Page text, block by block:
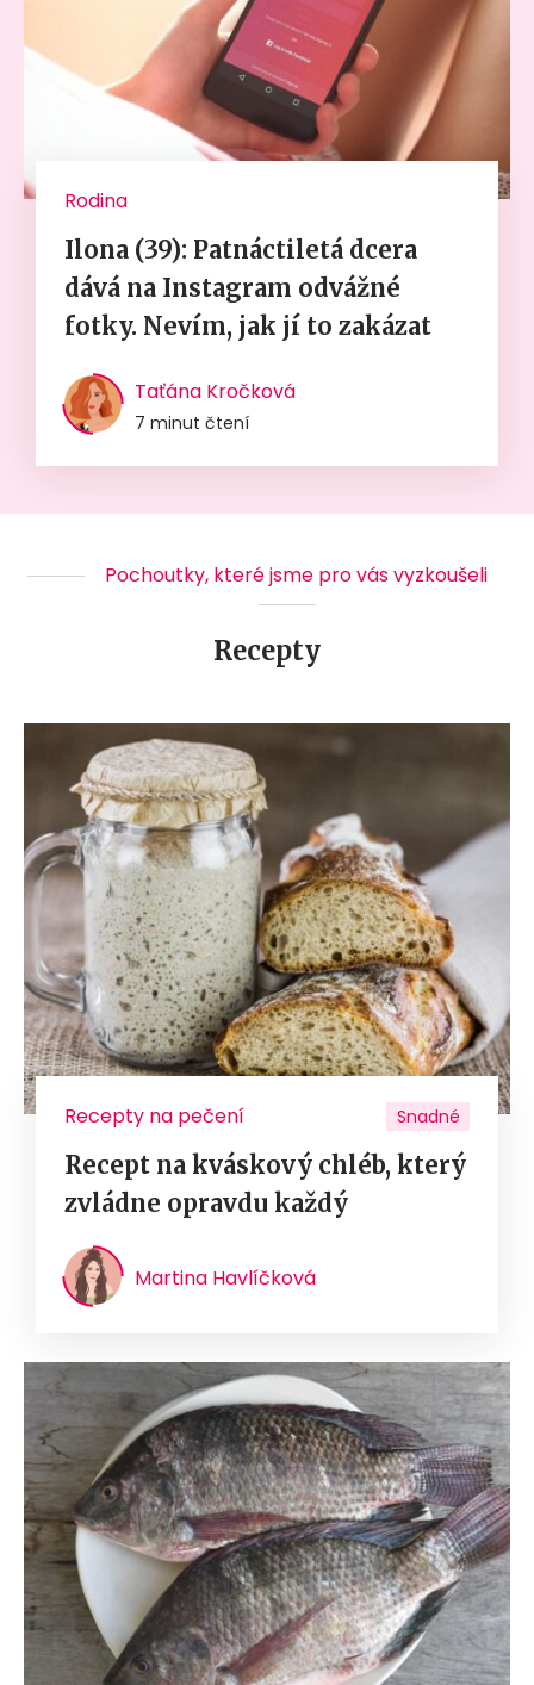
Rodina
Ilona (39): Patnáctiletá dcera
dává na Instagram odvážné
fotky. Nevím, jak jí to zakázat
Taťána Kročková
7 minut čtení
Pochoutky, které jsme pro vás vyzkoušeli
Recepty
Recepty na pečení Snadné
Recept na kváskový chléb, který
zvládne opravdu každý
Martina Havlíčková